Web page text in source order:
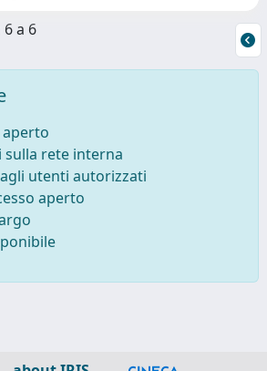
a 6
aperto
rete interna
utenti autorizzati
aperto